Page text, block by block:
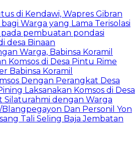
di Kendawi, Wapres Gibran
Warga yang Lama Terisolasi
pembuatan pondasi
desa Binaan
Warga, Babinsa Koramil
Komsos di Desa Pintu Rime
Babinsa Koramil
Dengan Perangkat Desa
Laksanakan Komsos di Desa
dengan Warga
Dan Personil Yon
Tali Seling Baja Jembatan